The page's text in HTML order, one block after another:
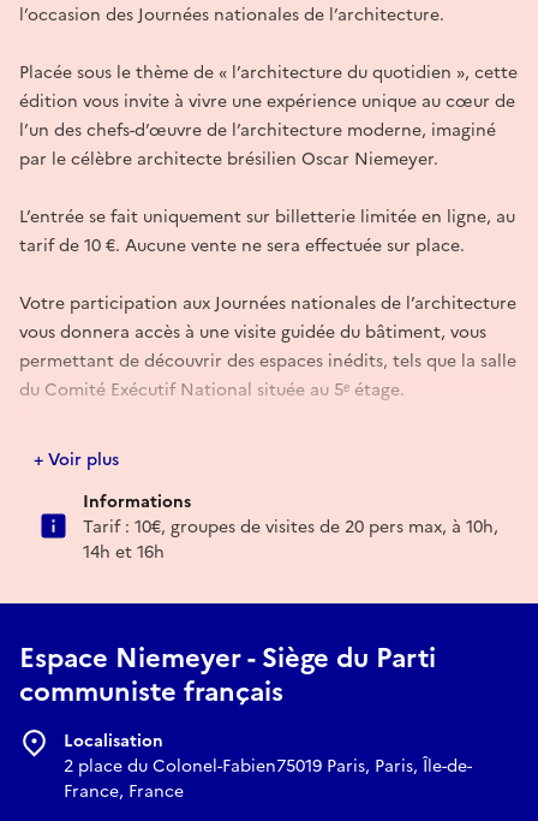
l’occasion des Journées nationales de l’architecture.
Placée sous le thème de « l’architecture du quotidien », cette
édition vous invite à vivre une expérience unique au cœur de
l’un des chefs-d’œuvre de l’architecture moderne, imaginé
par le célèbre architecte brésilien Oscar Niemeyer.
L’entrée se fait uniquement sur billetterie limitée en ligne, au
tarif de 10 €. Aucune vente ne sera effectuée sur place.
Votre participation aux Journées nationales de l’architecture
vous donnera accès à une visite guidée du bâtiment, vous
permettant de découvrir des espaces inédits, tels que la salle
du Comité Exécutif National située au 5ᵉ étage.
Après la visite, vous pourrez également profiter librement
des espaces accessibles ou encore assister aux projections
proposées.
+ Voir plus
Informations
Tarif : 10€, groupes de visites de 20 pers max, à 10h,
14h et 16h
Espace Niemeyer - Siège du Parti
communiste français
Localisation
2 place du Colonel-Fabien75019 Paris, Paris, Île-de-
France, France